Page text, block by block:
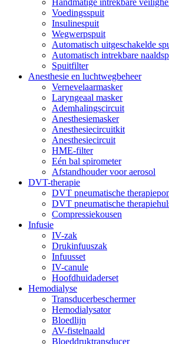
Voedingsspuit
Insulinespuit
Wegwerpspuit
Automatisch uitgeschakelde
Automatisch intrekbare
Spuitfilter
Anesthesie en luchtwegbeheer
Vernevelaarmasker
Laryngeaal masker
Ademhalingscircuit
Anesthesiemasker
Anesthesiecircuitkit
Anesthesiecircuit
HME-filter
Eén bal spirometer
Afstandhouder voor aerosol
DVT-therapie
DVT pneumatische
DVT pneumatische
Compressiekousen
Infusie
IV-zak
Drukinfuuszak
Infuusset
IV-canule
Hoofdhuidaderset
Hemodialyse
Transducerbeschermer
Hemodialysator
Bloedlijn
AV-fistelnaald
Bloeddruktransducer